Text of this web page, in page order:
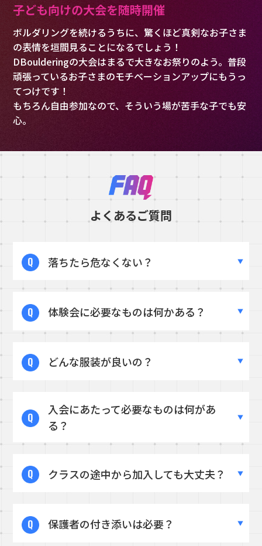
子ども向けの大会を随時開催
ボルダリングを続けるうちに、驚くほど真剣なお子さま
の表情を垣間見ることになるでしょう！
DBoulderingの大会はまるで大きなお祭りのよう。普段
頑張っているお子さまのモチベーションアップにもうっ
てつけです！
もちろん自由参加なので、そういう場が苦手な子でも安
心。
よくあるご質問
落ちたら危なくない？
えているほか、着地場所をコントロールする練習も
性の高いマットを導入しているためふいに落ちても
安心です。
体験会に必要なものは何かある？
きのための飲み物、汗拭きタオルをお持ちくださ
ご入会にあたり必要な書類等は特にございませんの
で、お気軽にお越しくださいませ。
どんな服装が良いの？
すすめです。
大切なのは、手足を大きく上げやすいこと。
石がざらざらしているので、少し擦っても大丈夫な
※キッズスクールでは、専用のTシャツをご着用い
ただきます。
入会にあたって必要なものは何があ
る？
入会にあたりスクール専用のTシャツ1枚と専用のシ
クラスの途中から加入しても大丈夫？
せて登れるところです。
保護者の付き添いは必要？